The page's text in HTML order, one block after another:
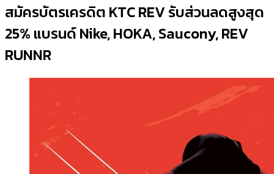
สมัครบัตรเครดิต KTC REV รับส่วนลดสูงสุด
25% แบรนด์ Nike, HOKA, Saucony, REV
RUNNR